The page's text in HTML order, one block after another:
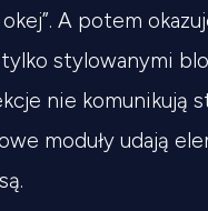
A potem
stylowanymi
nie komunikują
moduły udają